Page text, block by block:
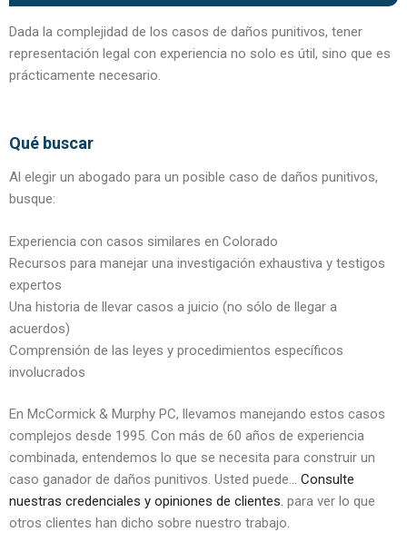
Dada la complejidad de los casos de daños punitivos, tener
representación legal con experiencia no solo es útil, sino que es
prácticamente necesario.
Qué buscar
Al elegir un abogado para un posible caso de daños punitivos,
busque:
Experiencia con casos similares en Colorado
Recursos para manejar una investigación exhaustiva y testigos
expertos
Una historia de llevar casos a juicio (no sólo de llegar a
acuerdos)
Comprensión de las leyes y procedimientos específicos
involucrados
En McCormick & Murphy PC, llevamos manejando estos casos
complejos desde 1995. Con más de 60 años de experiencia
combinada, entendemos lo que se necesita para construir un
caso ganador de daños punitivos. Usted puede... Consulte
nuestras credenciales y opiniones de clientes. para ver lo que
otros clientes han dicho sobre nuestro trabajo.